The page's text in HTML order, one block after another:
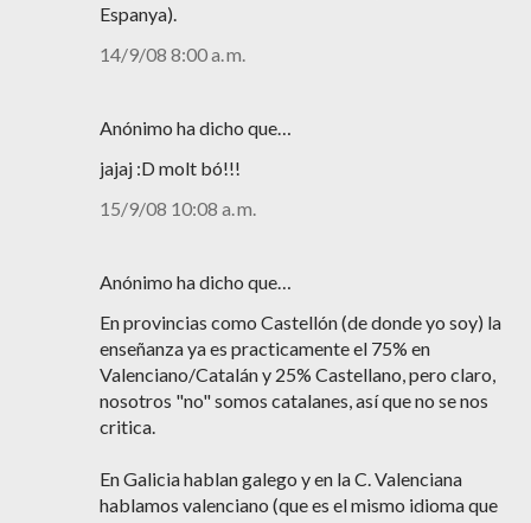
Espanya).
14/9/08 8:00 a. m.
Anónimo ha dicho que…
jajaj :D molt bó!!!
15/9/08 10:08 a. m.
Anónimo ha dicho que…
En provincias como Castellón (de donde yo soy) la
enseñanza ya es practicamente el 75% en
Valenciano/Catalán y 25% Castellano, pero claro,
nosotros "no" somos catalanes, así que no se nos
critica.
En Galicia hablan galego y en la C. Valenciana
hablamos valenciano (que es el mismo idioma que